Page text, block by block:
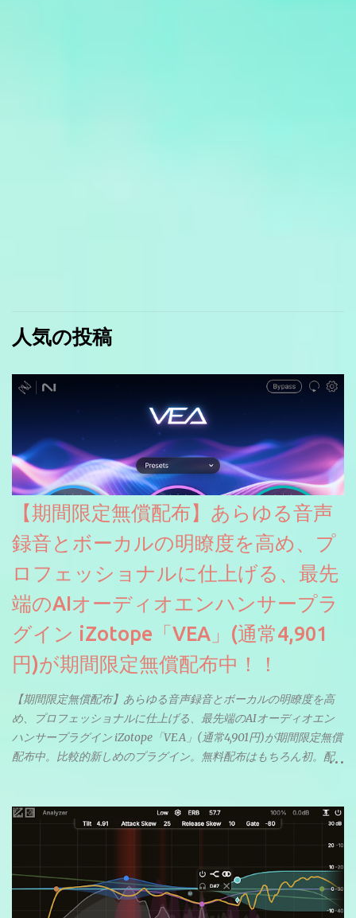
人気の投稿
【期間限定無償配布】あらゆる音声
録音とボーカルの明瞭度を高め、プ
ロフェッショナルに仕上げる、最先
端のAIオーディオエンハンサープラ
グイン iZotope「VEA」(通常4,901
円)が期間限定無償配布中！！
【期間限定無償配布】あらゆる音声録音とボーカルの明瞭度を高
め、プロフェッショナルに仕上げる、最先端のAIオーディオエン
ハンサープラグイン iZotope「VEA」(通常4,901円)が期間限定無償
配布中。比較的新しめのプラグイン。無料配布はもちろん初。配